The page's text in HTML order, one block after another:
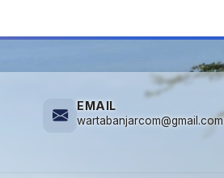
EMAIL
wartabanjarcom@gmail.com